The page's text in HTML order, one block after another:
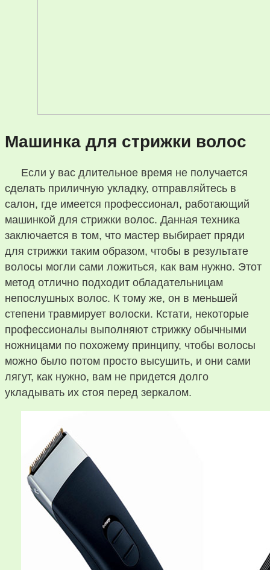
Машинка для стрижки волос
Если у вас длительное время не получается
сделать приличную укладку, отправляйтесь в
салон, где имеется профессионал, работающий
машинкой для стрижки волос. Данная техника
заключается в том, что мастер выбирает пряди
для стрижки таким образом, чтобы в результате
волосы могли сами ложиться, как вам нужно. Этот
метод отлично подходит обладательницам
непослушных волос. К тому же, он в меньшей
степени травмирует волоски. Кстати, некоторые
профессионалы выполняют стрижку обычными
ножницами по похожему принципу, чтобы волосы
можно было потом просто высушить, и они сами
лягут, как нужно, вам не придется долго
укладывать их стоя перед зеркалом.